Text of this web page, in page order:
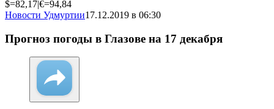
$=82,17|€=94,84
Новости Удмуртии17.12.2019 в 06:30
Прогноз погоды в Глазове на 17 декабря